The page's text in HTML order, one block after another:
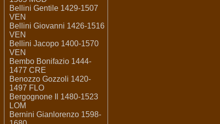
Bellini Gentile 1429-1507
VEN
Bellini Giovanni 1426-1516
VEN
Bellini Jacopo 1400-1570
VEN
Bembo Bonifazio 1444-
1477 CRE
Benozzo Gozzoli 1420-
1497 FLO
Bergognone Il 1480-1523
LOM
Bernini Gianlorenzo 1598-